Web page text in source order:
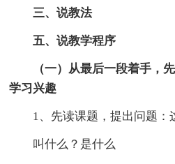
三、说教法
五、说教学程序
（一）从最后一段着手，
学习兴趣
1、先读课题，提出问题：
叫什么？是什么